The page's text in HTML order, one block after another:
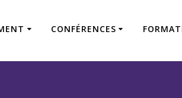
CONFÉRENCES